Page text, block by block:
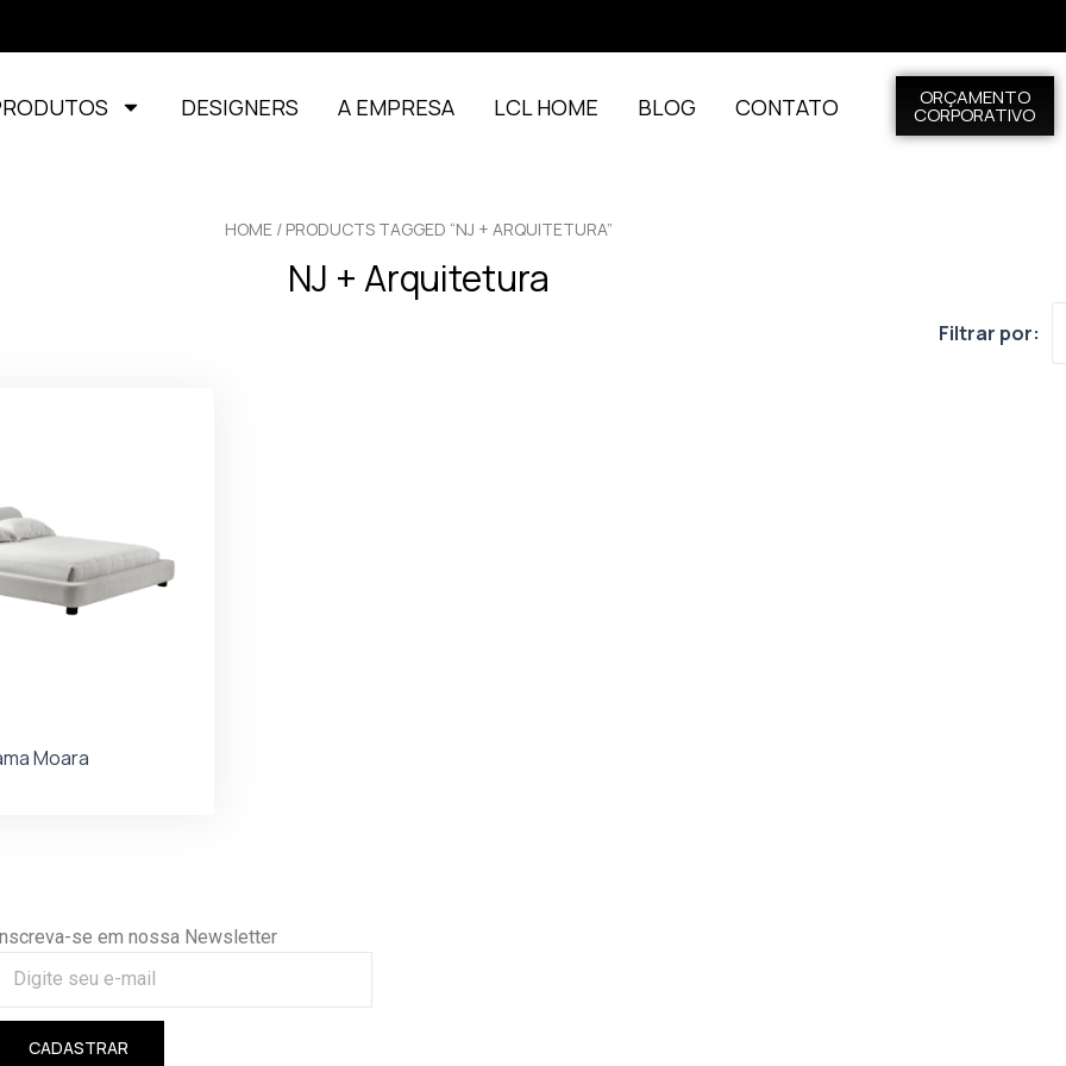
DESIGNERS A EMPRESA LCL HOME BLOG CONTATO ORÇAMENTO
CORPORATIVO
HOME / PRODUCTS TAGGED “NJ + ARQUITETURA”
NJ + Arquitetura
Filtrar por:
Moara
se em nossa Newsletter
CADASTRAR